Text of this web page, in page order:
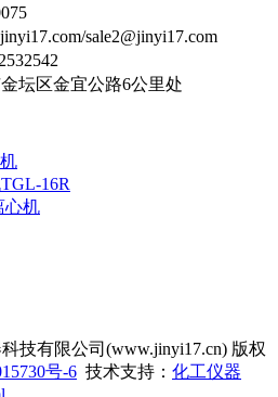
sale2@jinyi17.com
坛区金宜公路6公里处
16R
心机
技有限公司(www.jinyi17.cn) 版权
号-6 技术支持： 化工仪器